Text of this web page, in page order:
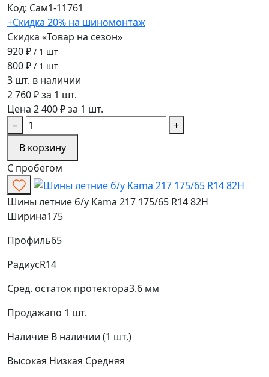
Код: Сам1-11761
+Скидка 20% на шиномонтаж
Скидка «Товар на сезон»
920 ₽ / 1 шт
800 ₽ / 1 шт
3 шт. в наличии
2 760 ₽ за 1 шт.
Цена 2 400 ₽ за 1 шт.
−
+
В корзину
С пробегом
Шины летние б/у Kama 217 175/65 R14 82H
Ширина175
Профиль65
РадиусR14
Сред. остаток протектора3.6 мм
Продажапо 1 шт.
Наличие В наличии (1 шт.)
Высокая Низкая Средняя